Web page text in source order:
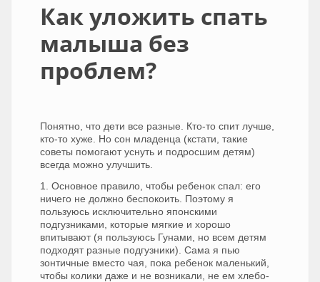
Как уложить спать
малыша без
проблем?
Понятно, что дети все разные. Кто-то спит лучше,
кто-то хуже. Но сон младенца (кстати, такие
советы помогают уснуть и подросшим детям)
всегда можно улучшить.
1. Основное правило, чтобы ребенок спал: его
ничего не должно беспокоить. Поэтому я
пользуюсь исключительно японскими
подгузниками, которые мягкие и хорошо
впитывают (я пользуюсь Гунами, но всем детям
подходят разные подгузники). Сама я пью
зонтичные вместо чая, пока ребенок маленький,
чтобы колики даже и не возникали, не ем хлебо-